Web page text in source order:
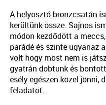
A helyosztó bronzcsatán
kerültünk össze. Sajnos
módon kezdődött a
parádé és szinte ugyanaz
volt hogy most nem is
gyatrán dobtunk és
esély egészen közel jönni,
feladatot.